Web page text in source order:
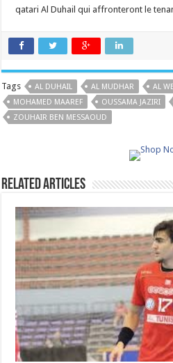
qatari Al Duhail qui affronteront le
Tags AL DUHAIL AL MUDHAR AL
MOHAMED MAAREF
OUSSAMA JAZIRI
ZOUHAIR BEN MESSAOUD
Related Articles